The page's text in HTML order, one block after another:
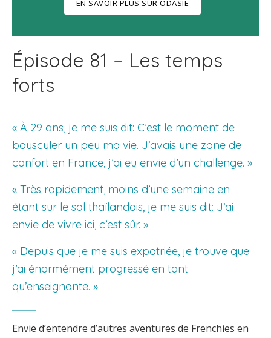
EN SAVOIR PLUS SUR ODASIE
Épisode 81 – Les temps
forts
« À 29 ans, je me suis dit: C’est le moment de
bousculer un peu ma vie. J’avais une zone de
confort en France, j’ai eu envie d’un challenge. »
« Très rapidement, moins d’une semaine en
étant sur le sol thaïlandais, je me suis dit: J’ai
envie de vivre ici, c’est sûr. »
« Depuis que je me suis expatriée, je trouve que
j’ai énormément progressé en tant
qu’enseignante. »
Envie d’entendre d’autres aventures de Frenchies en